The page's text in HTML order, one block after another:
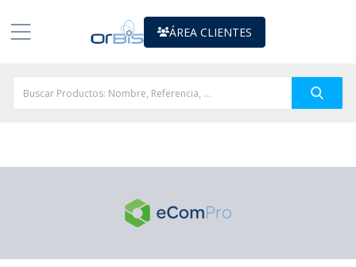
ÁREA CLIENTES